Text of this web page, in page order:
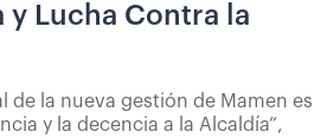
y Lucha Contra la
de la nueva gestión de Mamen es
y la decencia a la Alcaldía”,